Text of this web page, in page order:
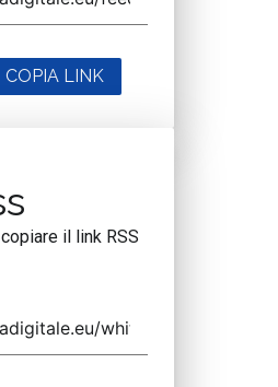
COPIA LINK
il link RSS